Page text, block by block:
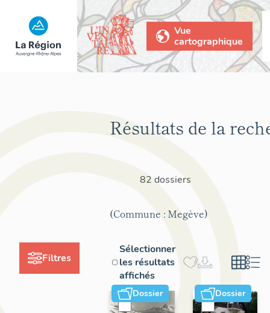
Vue
cartographique
Filtres
Résultats de la
82 dossiers
(Commune : Megève)
Sélectionner
les résultats
affichés
Dossier Dossier